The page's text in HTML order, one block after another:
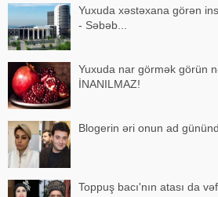
Yuxuda xəstəxana görən
- Səbəb...
Yuxuda nar görmək görün
İNANILMAZ!
Blogerin əri onun ad
Toppuş bacı'nın atası da